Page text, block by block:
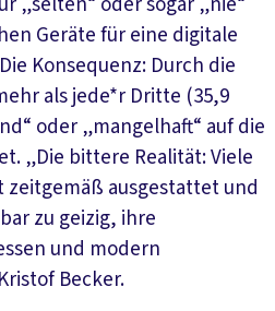
Geräte für eine digitale
Konsequenz: Durch die
als jede*r Dritte (35,9
oder „mangelhaft“ auf die
„Die bittere Realität: Viele
zeitgemäß ausgestattet und
zu geizig, ihre
und modern
Becker.